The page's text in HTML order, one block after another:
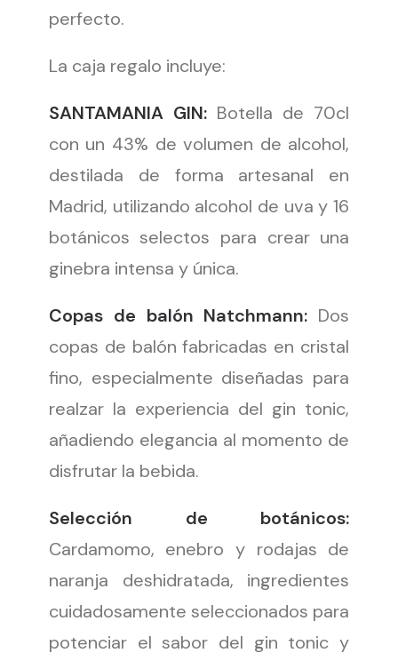
perfecto.
La caja regalo incluye:
SANTAMANIA GIN:Botella de 70cl
con un 43% de volumen de alcohol,
destilada de forma artesanal en
Madrid, utilizando alcohol de uva y 16
botánicos selectos para crear una
ginebra intensa y única.
Copas de balón Natchmann: Dos
copas de balón fabricadas en cristal
fino, especialmente diseñadas para
realzar la experiencia del gin tonic,
añadiendo elegancia al momento de
disfrutar la bebida.
Selección de botánicos:
Cardamomo, enebro y rodajas de
naranja deshidratada, ingredientes
cuidadosamente seleccionados para
potenciar el sabor del gin tonic y